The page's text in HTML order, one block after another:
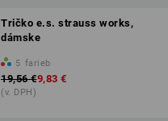
Tričko e.s. strauss works,
dámske
5 farieb
19,56 €9,83 €
(v. DPH)